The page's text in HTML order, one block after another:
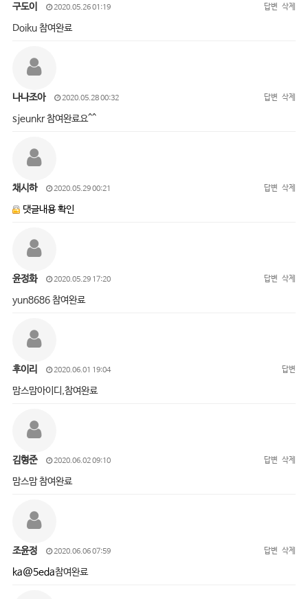
구도이 2020.05.26 01:19 답변 삭제
Doiku 참여완료
나나조아 2020.05.28 00:32 답변 삭제
sjeunkr 참여완료요^^
채시하 2020.05.29 00:21 답변 삭제
댓글내용 확인
윤정화 2020.05.29 17:20 답변 삭제
yun8686 참여완료
후이리 2020.06.01 19:04 답변
맘스맘아이디,참여완료
김형준 2020.06.02 09:10 답변 삭제
맘스맘 참여완료
조윤정 2020.06.06 07:59 답변 삭제
ka@5eda참여완료